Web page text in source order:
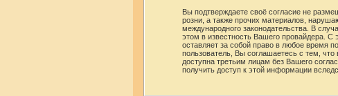
Вы подтверждаете своё согласие не
розни, а также прочих материалов,
международного законодательства. В
этом в известность Вашего провайдера. С
оставляет за собой право в любое время
пользователь, Вы соглашаетесь с тем,
доступна третьим лицам без Вашего
получить доступ к этой информации